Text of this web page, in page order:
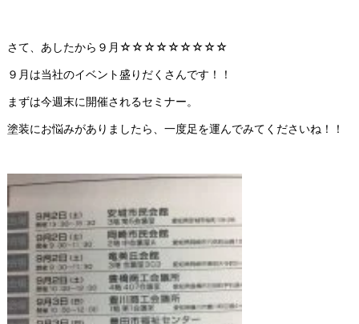
さて、あしたから９月☆☆☆☆☆☆☆☆☆
９月は当社のイベント盛りだくさんです！！
まずは今週末に開催されるセミナー。
塗装にお悩みがありましたら、一度足を運んでみてくださいね！！